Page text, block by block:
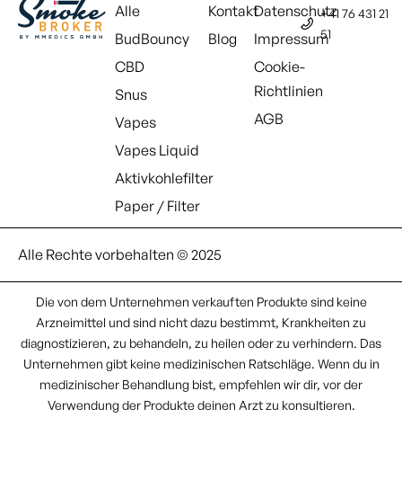
Alle
BudBouncy
CBD
Snus
Vapes
Vapes Liquid
Aktivkohlefilter
Paper / Filter
Kontakt
Blog
Datenschutz
Impressum
Cookie-
Richtlinien
AGB
+41 76 431 21
51
Alle Rechte vorbehalten © 2025
Die von dem Unternehmen verkauften Produkte sind keine
Arzneimittel und sind nicht dazu bestimmt, Krankheiten zu
diagnostizieren, zu behandeln, zu heilen oder zu verhindern. Das
Unternehmen gibt keine medizinischen Ratschläge. Wenn du in
medizinischer Behandlung bist, empfehlen wir dir, vor der
Verwendung der Produkte deinen Arzt zu konsultieren.